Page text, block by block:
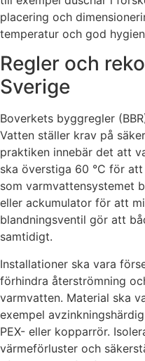
placering och
temperatur och god
Regler och
Sverige
Boverkets byggregler
Vatten ställer krav på
praktiken innebär det att
ska överstiga 60 °C för
som varmvattensystemet
eller ackumulator för att
blandningsventil gör att
samtidigt.
Installationer ska vara
förhindra återströmning
varmvatten. Material ska
exempel
PEX- eller kopparrör.
värmeförluster och